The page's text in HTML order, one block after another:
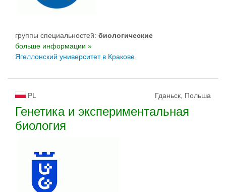
группы специальностей: биологическиe
больше информации »
Ягеллонский университет в Кракове
PL Гданьск, Польша
Генетика и экспериментальная
биология